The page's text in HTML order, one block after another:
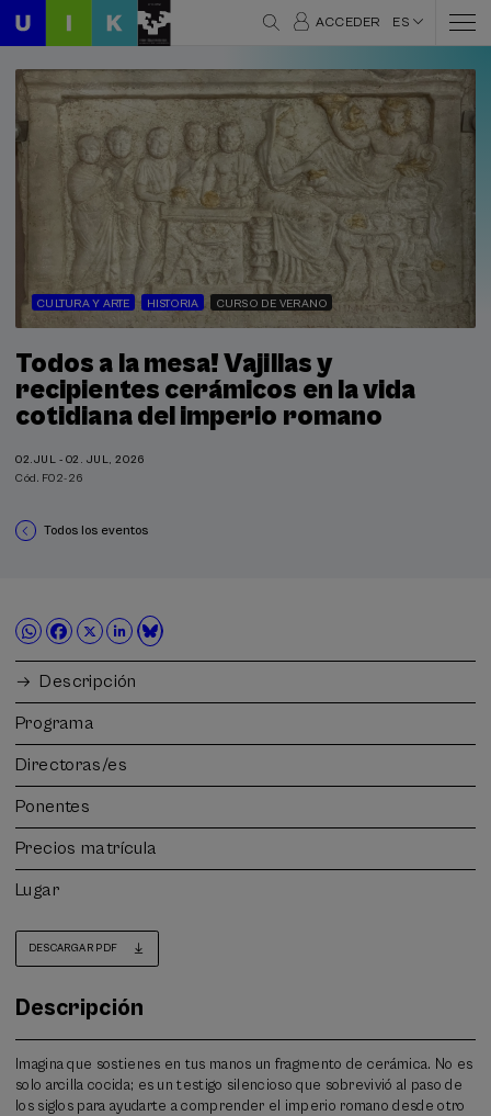
ACCEDER ES
CULTURA Y ARTE HISTORIA CURSO DE VERANO
Todos a la mesa! Vajillas y
recipientes cerámicos en la vida
cotidiana del imperio romano
02.JUL - 02. JUL, 2026
Cód. F02-26
Todos los eventos
Descripción
Programa
Directoras/es
Ponentes
Precios matrícula
Lugar
DESCARGAR PDF
Descripción
Imagina que sostienes en tus manos un fragmento de cerámica. No es
solo arcilla cocida; es un testigo silencioso que sobrevivió al paso de
los siglos para ayudarte a comprender el imperio romano desde otro